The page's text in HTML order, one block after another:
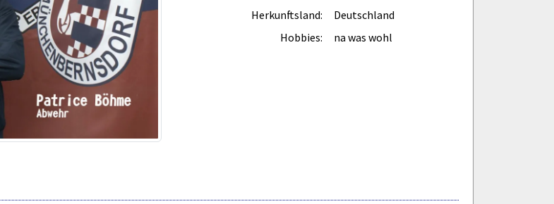
Herkunftsland:
Deutschland
Hobbies:
na was wohl